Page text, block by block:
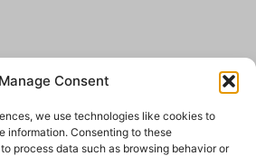
Manage Consent
we use technologies like cookies to
information. Consenting to these
process data such as browsing behavior or